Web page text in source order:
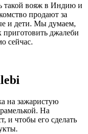
такой вояж в Индию и
продают за
и дети. Мы думаем,
приготовить джалеби
сейчас.
на зажаристую
На
и чтобы его сделать